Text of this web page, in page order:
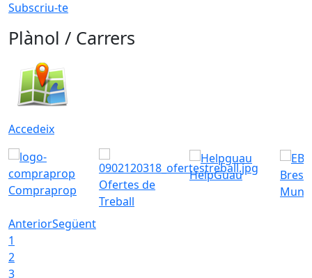
Subscriu-te
Plànol / Carrers
Accedeix
Compraprop
Ofertes de
Treball
HelpGuau
AnteriorSegüent
1
2
3